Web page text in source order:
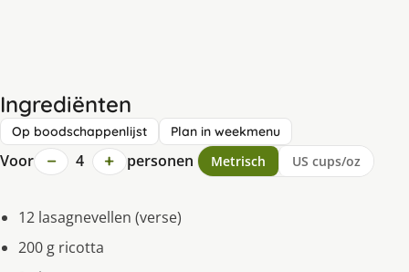
Ingrediënten
Op boodschappenlijst Plan in weekmenu
Voor − 4 + personen Metrisch US cups/oz
12 lasagnevellen (verse)
200 g ricotta